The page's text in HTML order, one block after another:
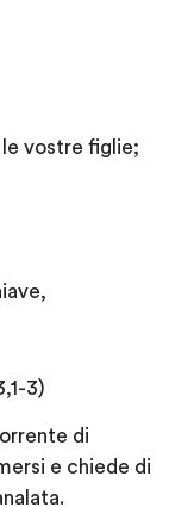
vostre figlie;
3)
di
e chiede di